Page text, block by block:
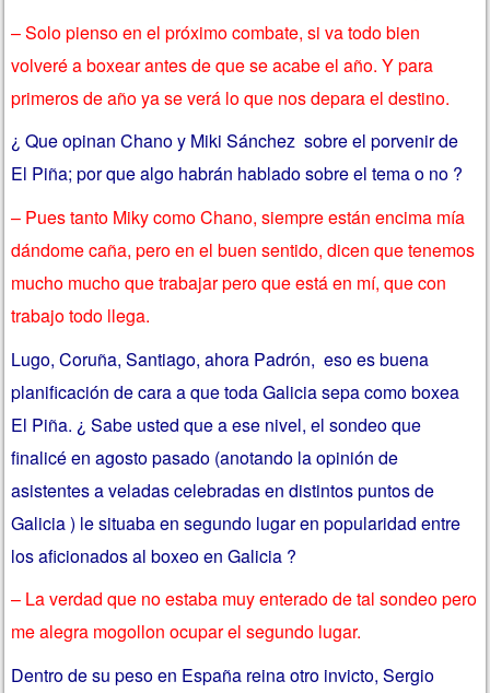
– Solo pienso en el próximo combate, si va todo bien
volveré a boxear antes de que se acabe el año. Y para
primeros de año ya se verá lo que nos depara el destino.
¿ Que opinan Chano y Miki Sánchez sobre el porvenir de
El Piña; por que algo habrán hablado sobre el tema o no ?
– Pues tanto Miky como Chano, siempre están encima mía
dándome caña, pero en el buen sentido, dicen que tenemos
mucho mucho que trabajar pero que está en mí, que con
trabajo todo llega.
Lugo, Coruña, Santiago, ahora Padrón, eso es buena
planificación de cara a que toda Galicia sepa como boxea
El Piña. ¿ Sabe usted que a ese nivel, el sondeo que
finalicé en agosto pasado (anotando la opinión de
asistentes a veladas celebradas en distintos puntos de
Galicia ) le situaba en segundo lugar en popularidad entre
los aficionados al boxeo en Galicia ?
– La verdad que no estaba muy enterado de tal sondeo pero
me alegra mogollon ocupar el segundo lugar.
Dentro de su peso en España reina otro invicto, Sergio